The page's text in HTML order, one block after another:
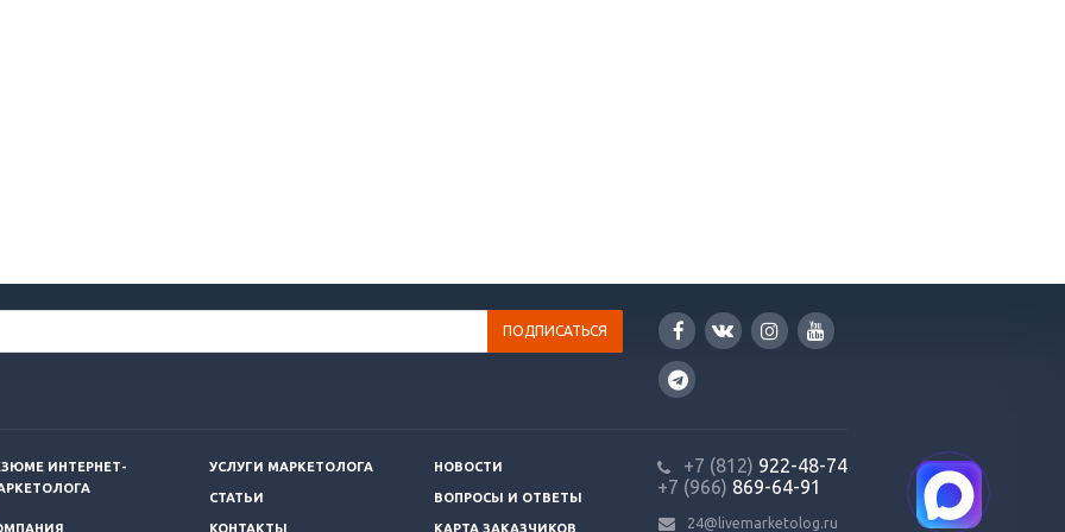
ИНТЕРНЕТ-
УСЛУГИ МАРКЕТОЛОГА НОВОСТИ
СТАТЬИ ВОПРОСЫ И ОТВЕТЫ
КОНТАКТЫ КАРТА ЗАКАЗЧИКОВ
+7 (812) 922-48-74
+7 (966) 869-64-91
24@livemarketolog.ru